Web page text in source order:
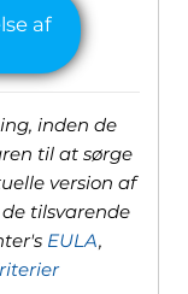
inden de
til at sørge
version af
tilsvarende
EULA,